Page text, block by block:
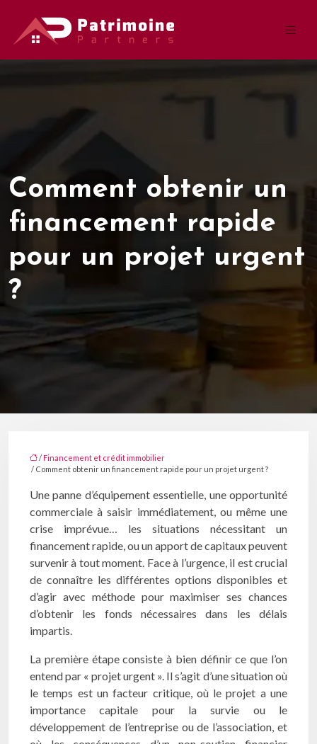
Comment obtenir un
financement rapide
pour un projet urgent
?
/ Financement et crédit immobilier
/ Comment obtenir un financement rapide pour un projet urgent ?
Une panne d’équipement essentielle, une opportunité
commerciale à saisir immédiatement, ou même une
crise imprévue… les situations nécessitant un
financement rapide, ou un apport de capitaux peuvent
survenir à tout moment. Face à l’urgence, il est crucial
de connaître les différentes options disponibles et
d’agir avec méthode pour maximiser ses chances
d’obtenir les fonds nécessaires dans les délais
impartis.
La première étape consiste à bien définir ce que l’on
entend par « projet urgent ». Il s’agit d’une situation où
le temps est un facteur critique, où le projet a une
importance capitale pour la survie ou le
développement de l’entreprise ou de l’association, et